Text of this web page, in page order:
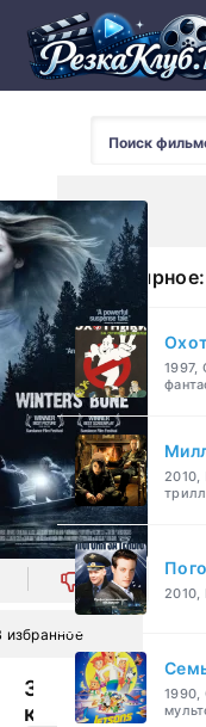
0
избранное
Зимняя
кость
Популярное:
1997,
2010,
2010,
1990,